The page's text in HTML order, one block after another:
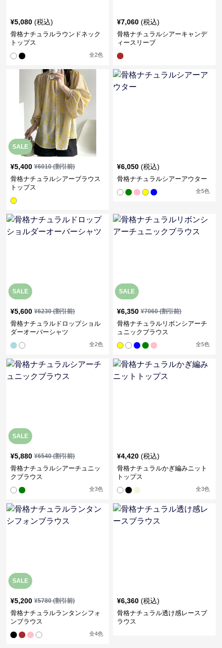
¥5,080 (税込)
骨格ナチュラルラウンドネック
トップス
全2色
¥7,060 (税込)
骨格ナチュラルシアーキャンデ
ィースリーブ
SALE
¥5,400 ¥6010(割引前)
骨格ナチュラルシアーブラウス
トップス
¥6,050 (税込)
骨格ナチュラルシアーアウター
全5色
SALE
¥5,600 ¥6230(割引前)
骨格ナチュラルドロップショル
ダーオーバーシャツ
全2色
SALE
¥6,350 ¥7060(割引前)
骨格ナチュラルリボンシアーチ
ュニックブラウス
全5色
SALE
¥5,880 ¥6540(割引前)
骨格ナチュラルシアーチュニッ
クブラウス
全3色
¥4,420 (税込)
骨格ナチュラルかぎ編みニット
トップス
全3色
SALE
¥5,200 ¥5780(割引前)
骨格ナチュラルランタンシフォ
ンブラウス
全4色
¥6,360 (税込)
骨格ナチュラル透け感レースブ
ラウス